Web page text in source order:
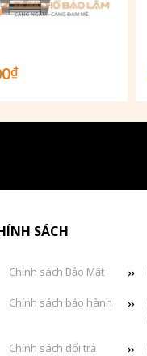
₫
SÁCH
Chính sách Bảo Mật
Chính sách bảo hành
Chính sách đổi trả